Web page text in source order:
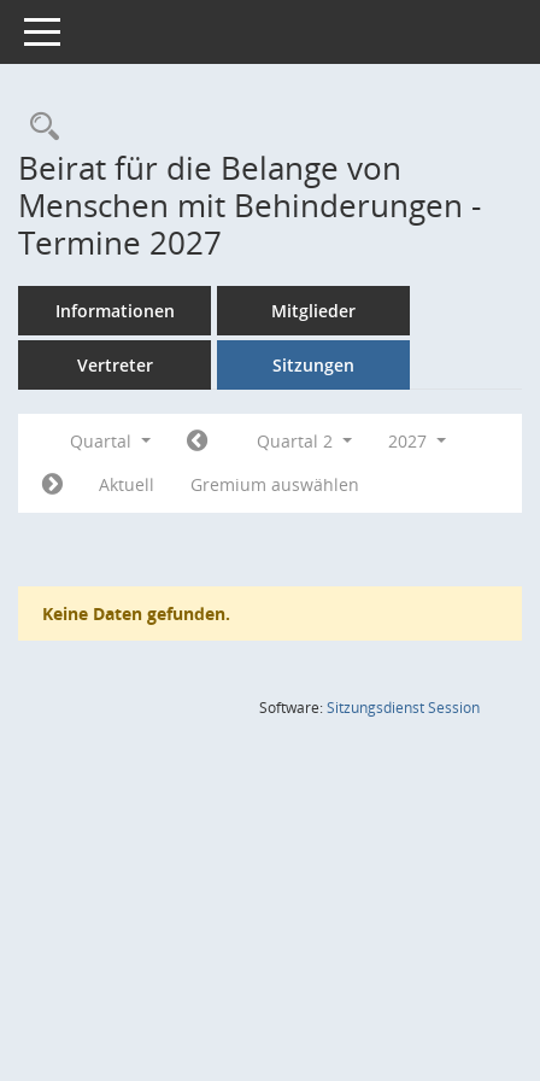
Toggle navigation
Rechercheauswahl
Beirat für die Belange von
Menschen mit Behinderungen -
Termine 2027
Informationen Mitglieder
Vertreter Sitzungen
Quartal Quartal 2
2027
Aktuell
Gremium auswählen
Keine Daten gefunden.
Software:SitzungsdienstSession(Wird in